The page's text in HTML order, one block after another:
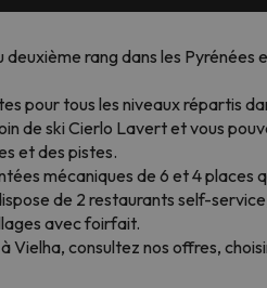
rang dans les
pour tous les niveaux répartis
de ski Cierlo Lavert et vous
et des pistes.
mécaniques de 6 et 4
de 2 restaurants self-
avec foirfait.
Vielha, consultez nos offres,